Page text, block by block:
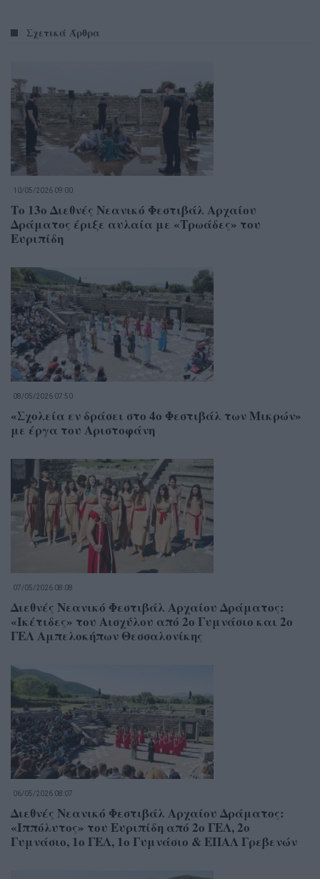
Σχετικά Άρθρα
10/05/2026 09:00
Το 13ο Διεθνές Νεανικό Φεστιβάλ Αρχαίου
Δράματος έριξε αυλαία με «Τρωάδες» του
Ευριπίδη
08/05/2026 07:50
«Σχολεία εν δράσει στο 4ο Φεστιβάλ των Μικρών»
με έργα του Αριστοφάνη
07/05/2026 08:08
Διεθνές Νεανικό Φεστιβάλ Αρχαίου Δράματος:
«Ικέτιδες» του Αισχύλου από 2ο Γυμνάσιο και 2ο
ΓΕΛ Αμπελοκήπων Θεσσαλονίκης
06/05/2026 08:07
Διεθνές Νεανικό Φεστιβάλ Αρχαίου Δράματος:
«Ιππόλυτος» του Ευριπίδη από 2ο ΓΕΛ, 2ο
Γυμνάσιο, 1ο ΓΕΛ, 1ο Γυμνάσιο & ΕΠΑΛ Γρεβενών